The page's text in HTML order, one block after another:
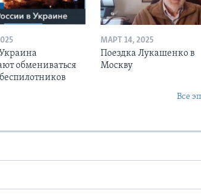
обмениваться
МАРТ 14, 2025
Поездка Лукашенко в
Москву
Все